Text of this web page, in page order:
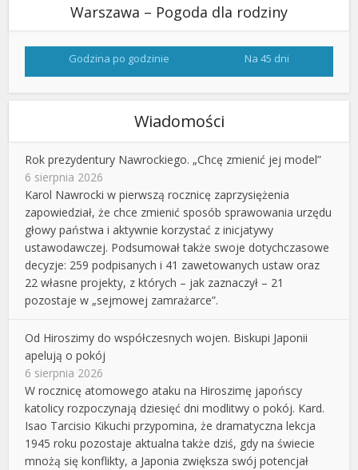
Warszawa – Pogoda dla rodziny
Godzina po godzinie Na 45 dni
Wiadomości
Rok prezydentury Nawrockiego. „Chcę zmienić jej model”
6 sierpnia 2026
Karol Nawrocki w pierwszą rocznicę zaprzysiężenia
zapowiedział, że chce zmienić sposób sprawowania urzędu
głowy państwa i aktywnie korzystać z inicjatywy
ustawodawczej. Podsumował także swoje dotychczasowe
decyzje: 259 podpisanych i 41 zawetowanych ustaw oraz
22 własne projekty, z których – jak zaznaczył – 21
pozostaje w „sejmowej zamrażarce”.
Od Hiroszimy do współczesnych wojen. Biskupi Japonii
apelują o pokój
6 sierpnia 2026
W rocznicę atomowego ataku na Hiroszimę japońscy
katolicy rozpoczynają dziesięć dni modlitwy o pokój. Kard.
Isao Tarcisio Kikuchi przypomina, że dramatyczna lekcja
1945 roku pozostaje aktualna także dziś, gdy na świecie
mnożą się konflikty, a Japonia zwiększa swój potencjał